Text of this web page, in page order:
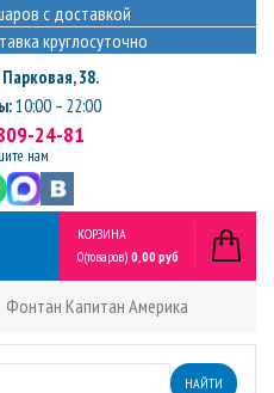
с доставкой
круглосуточно
38.
10:00 – 22:00
24-81
нам
КОРЗИНА
0(товаров) 0,00 руб
Фонтан Капитан Америка
НАЙТИ